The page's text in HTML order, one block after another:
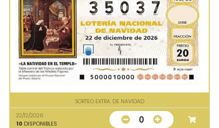
SORTEO EXTRA. DE NAVIDAD
22/12/2026
10 DISPONIBLES 0